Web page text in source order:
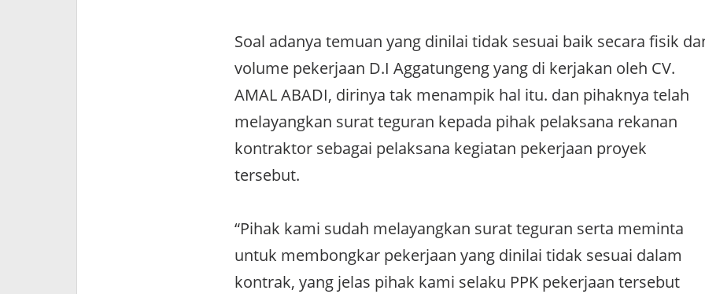
Soal adanya temuan yang dinilai tidak sesuai baik secara fisik
volume pekerjaan D.I Aggatungeng yang di kerjakan oleh CV.
AMAL ABADI, dirinya tak menampik hal itu. dan pihaknya telah
melayangkan surat teguran kepada pihak pelaksana rekanan
kontraktor sebagai pelaksana kegiatan pekerjaan proyek
tersebut.
“Pihak kami sudah melayangkan surat teguran serta meminta
untuk membongkar pekerjaan yang dinilai tidak sesuai dalam
kontrak, yang jelas pihak kami selaku PPK pekerjaan tersebut